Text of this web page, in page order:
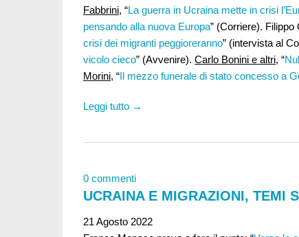
Fabbrini, “La guerra in Ucraina mette in crisi
pensando alla nuova Europa” (Corriere). Filippo
crisi dei migranti peggioreranno” (intervista al
vicolo cieco” (Avvenire). Carlo Bonini e altri, “
Morini, “Il mezzo funerale di stato concesso a
Leggi tutto →
0 commenti
UCRAINA E MIGRAZIONI, TEMI
21 Agosto 2022